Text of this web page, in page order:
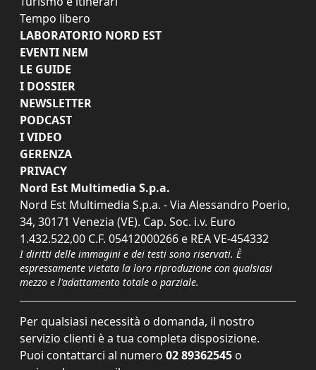
Tempo libero
LABORATORIO NORD EST
EVENTI NEM
LE GUIDE
I DOSSIER
NEWSLETTER
PODCAST
I VIDEO
GERENZA
PRIVACY
Nord Est Multimedia S.p.a.
Nord Est Multimedia S.p.a. - Via Alessandro Poerio,
34, 30171 Venezia (VE). Cap. Soc. i.v. Euro
1.432.522,00 C.F. 05412000266 e REA VE-454332
I diritti delle immagini e dei testi sono riservati. È
espressamente vietata la loro riproduzione con qualsiasi
mezzo e l'adattamento totale o parziale.
Per qualsiasi necessità o domanda, il nostro
servizio clienti è a tua completa disposizione.
Puoi contattarci al numero 02 89362545 o